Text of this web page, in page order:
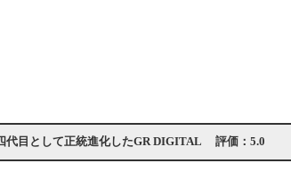
代目として正統進化したGR DIGITAL 評価： 5.0